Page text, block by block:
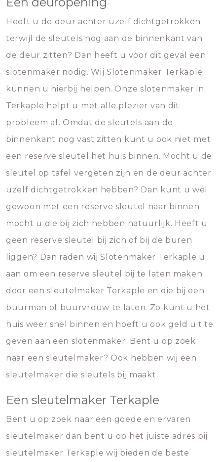
Heeft u de deur achter uzelf dichtgetrokken
terwijl de sleutels nog aan de binnenkant van
de deur zitten? Dan heeft u voor dit geval een
slotenmaker nodig. Wij Slotenmaker Terkaple
kunnen u hierbij helpen. Onze slotenmaker in
Terkaple helpt u met alle plezier van dit
probleem af. Omdat de sleutels aan de
binnenkant nog vast zitten kunt u ook niet met
een reserve sleutel het huis binnen. Mocht u de
sleutel op tafel vergeten zijn en de deur achter
uzelf dichtgetrokken hebben? Dan kunt u wel
gewoon met een reserve sleutel naar binnen
mocht u die bij zich hebben natuurlijk. Heeft u
geen reserve sleutel bij zich of bij de buren
liggen? Dan raden wij Slotenmaker Terkaple u
aan om een reserve sleutel bij te laten maken
door een sleutelmaker Terkaple en die bij een
buurman of buurvrouw te laten. Zo kunt u het
huis weer snel binnen en hoeft u ook geld uit te
geven aan een slotenmaker. Bent u op zoek
naar een sleutelmaker? Ook hebben wij een
sleutelmaker die sleutels bij maakt.
Een sleutelmaker Terkaple
Bent u op zoek naar een goede en ervaren
sleutelmaker dan bent u op het juiste adres bij
sleutelmaker Terkaple wij bieden de beste